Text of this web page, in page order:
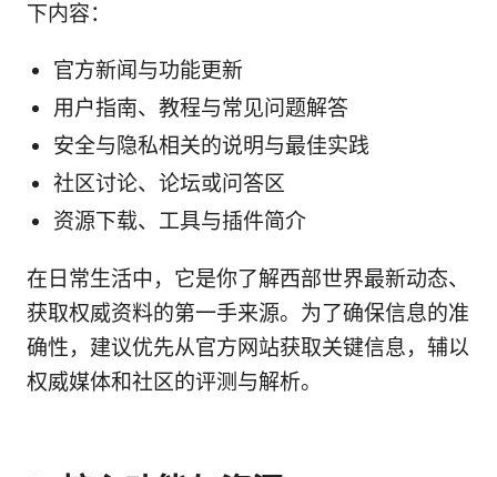
下内容：
官方新闻与功能更新
用户指南、教程与常见问题解答
安全与隐私相关的说明与最佳实践
社区讨论、论坛或问答区
资源下载、工具与插件简介
在日常生活中，它是你了解西部世界最新动态、
获取权威资料的第一手来源。为了确保信息的准
确性，建议优先从官方网站获取关键信息，辅以
权威媒体和社区的评测与解析。